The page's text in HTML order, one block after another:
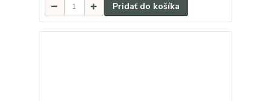
Pridať do košíka